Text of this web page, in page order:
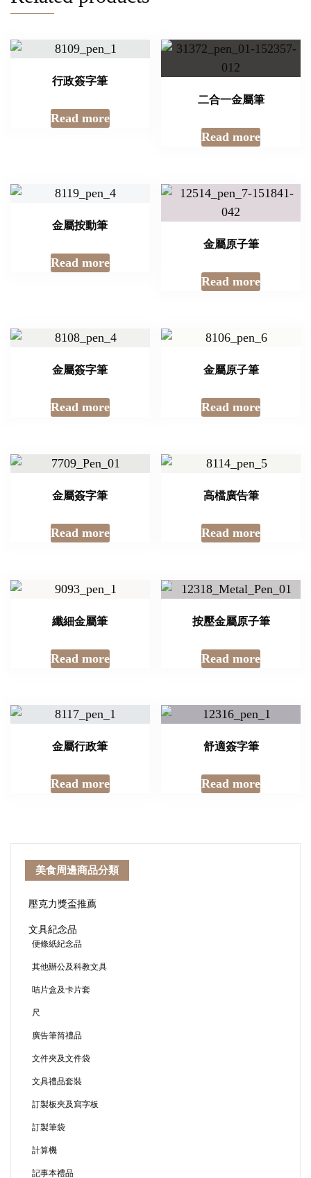
行政簽字筆
Read more
二合一金屬筆
Read more
金屬按動筆
Read more
金屬原子筆
Read more
金屬簽字筆
Read more
金屬原子筆
Read more
金屬簽字筆
Read more
高檔廣告筆
Read more
纖細金屬筆
Read more
按壓金屬原子筆
Read more
金屬行政筆
Read more
舒適簽字筆
Read more
美食周邊商品分類
壓克力獎盃推薦
文具紀念品
便條紙紀念品
其他辦公及科教文具
咭片盒及卡片套
尺
廣告筆筒禮品
文件夾及文件袋
文具禮品套裝
訂製板夾及寫字板
訂製筆袋
計算機
記事本禮品